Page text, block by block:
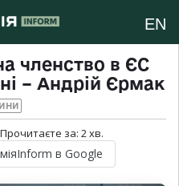
EN
членство в ЄС
– Андрій Єрмак
Прочитаєте за: 2хв.
в Google